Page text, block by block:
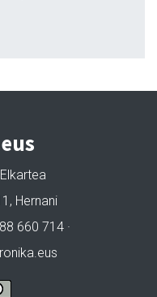
Hernani
660 714 ·